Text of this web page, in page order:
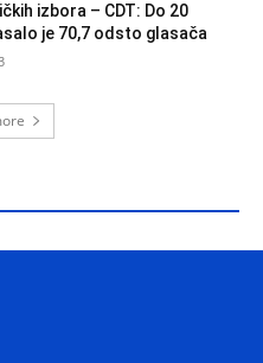
izbora – CDT: Do 20
je 70,7 odsto glasača